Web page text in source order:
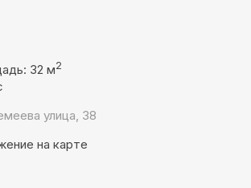
32 м2
улица, 38
на карте